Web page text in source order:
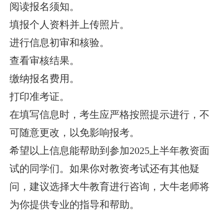
阅读报名须知。
填报个人资料并上传照片。
进行信息初审和核验。
查看审核结果。
缴纳报名费用。
打印准考证。
在填写信息时，考生应严格按照提示进行，不
可随意更改，以免影响报考。
希望以上信息能帮助到参加2025上半年教资面
试的同学们。如果你对教资考试还有其他疑
问，建议选择大牛教育进行咨询，大牛老师将
为你提供专业的指导和帮助。